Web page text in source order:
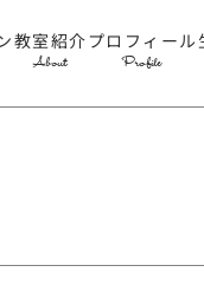
教室紹介
About
プロフィール
Profile